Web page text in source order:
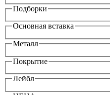
Подборки
Основная вставка
Металл
Покрытие
Лейбл